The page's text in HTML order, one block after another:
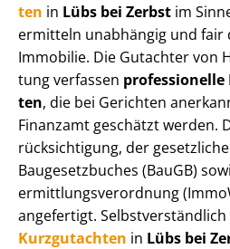
ten in Lübs bei Zerbst im
ermitteln unabhängig und
Immobilie. Die Gutachter von
tung verfassen
ten, die bei Gerichten
Finanzamt geschätzt werden.
rück­sich­ti­gung, der
Baugesetzbuches (BauGB)
ermitt­lungs­ver­ord­nung
angefertigt.
Kurzgutachten in Lübs bei